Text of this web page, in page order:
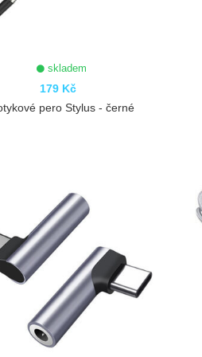
skladem
179 Kč
pero Stylus - černé